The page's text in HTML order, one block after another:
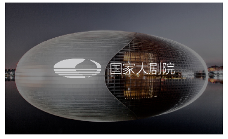
国家大剧院
文化艺术 剧院 智慧展馆 展馆网站建设